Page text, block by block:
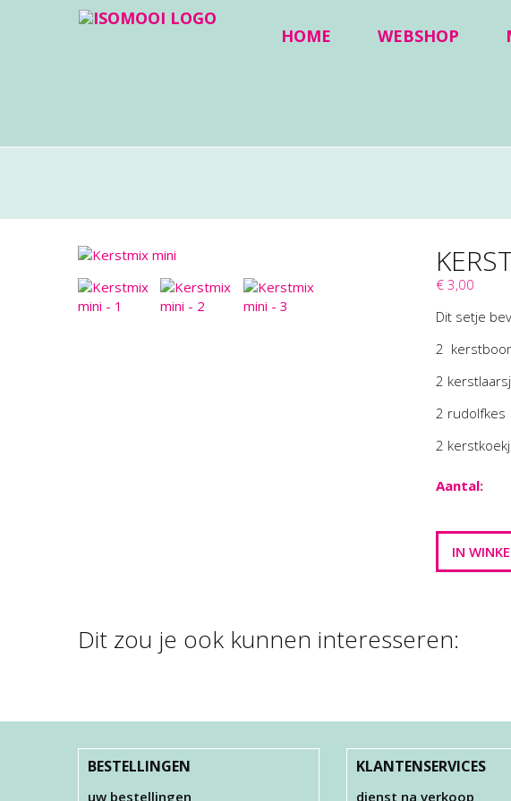
HOME WEBSHOP
€ 3,00
Dit setje
2
2
2 rudolfkes
2
Aantal:
Dit zou je ook kunnen interesseren:
GR, 38 GR, … 35 GR
BESTELLINGEN
uw bestellingen
KLANTENSERVICES
dienst na verkoop